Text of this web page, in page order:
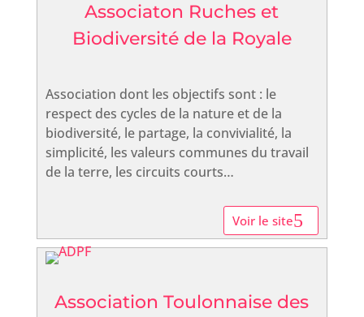
Associaton Ruches et
Biodiversité de la Royale
Association dont les objectifs sont : le
respect des cycles de la nature et de la
biodiversité, le partage, la convivialité, la
simplicité, les valeurs communes du travail
de la terre, les circuits courts…
Voir le site
Association Toulonnaise des